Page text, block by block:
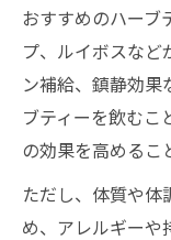
おすすめのハーブ
プ、ルイボスなど
ン補給、鎮静効果
ブティーを飲むこ
の効果を高めるこ
ただし、体質や体
め、アレルギーや